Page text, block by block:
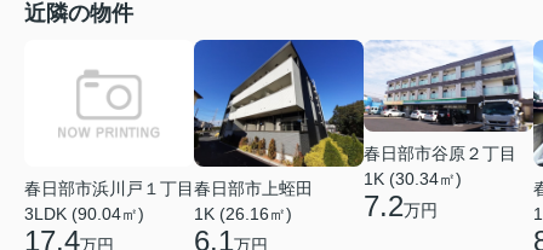
近隣の物件
春日部市浜川戸１丁目
3LDK (90.04㎡)
17.4万円
春日部市上蛭田
1K (26.16㎡)
6.1万円
春日部市谷原２丁目
1K (30.34㎡)
7.2万円